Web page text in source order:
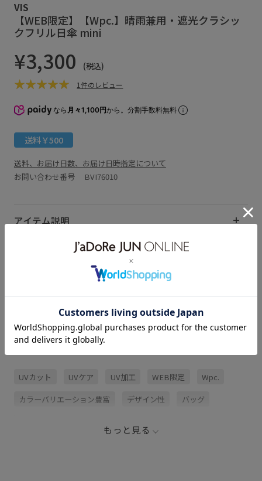
VIS
【WEB限定】【Wpc.】晴雨兼用・遮光クラシッ
クフリル日傘 mini
¥3,300 (税込)
1件のレビュー
なら 月々1,100円から。分割手数料無料
送料￥500
送料、お届け日数、お届け日時指定について
お問い合わせ番号 BVI76010
アイテム説明
サイズ・素材・お手入れ方法
関連タグ
UVカット UVケア UV加工 WEB限定 Wpc.
カラーバリエーション豊富 デザイン性 バッグ
もっと見る